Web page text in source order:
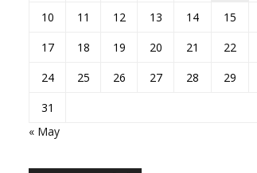
10
11 12 13 14 15
17
18 19 20 21 22
24
25 26 27 28 29
31
« May